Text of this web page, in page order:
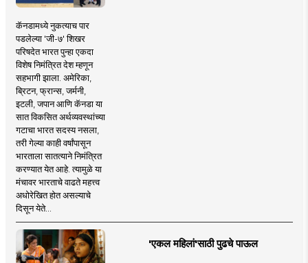
कॅनडामध्ये नुकत्याच पार
पडलेल्या 'जी-७' शिखर
परिषदेत भारत पुन्हा एकदा
विशेष निमंत्रित देश म्हणून
सहभागी झाला. अमेरिका,
ब्रिटन, फ्रान्स, जर्मनी,
इटली, जपान आणि कॅनडा या
सात विकसित अर्थव्यवस्थांच्या
गटाचा भारत सदस्य नसला,
तरी गेल्या काही वर्षांपासून
भारताला सातत्याने निमंत्रित
करण्यात येत आहे. त्यामुळे या
मंचावर भारताचे वाढते महत्त्व
अधोरेखित होत असल्याचे
दिसून येते...
'एकल महिलां'साठी पुढचे पाऊल